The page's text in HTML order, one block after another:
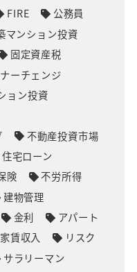
FIRE
公務員
マンション投資
固定資産税
ーチェンジ
ョン投資
不動産投資市場
住宅ローン
険
不労所得
建物管理
金利
アパート
家賃収入
リスク
サラリーマン